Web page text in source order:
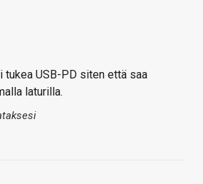
USB-PD siten että saa
laturilla.